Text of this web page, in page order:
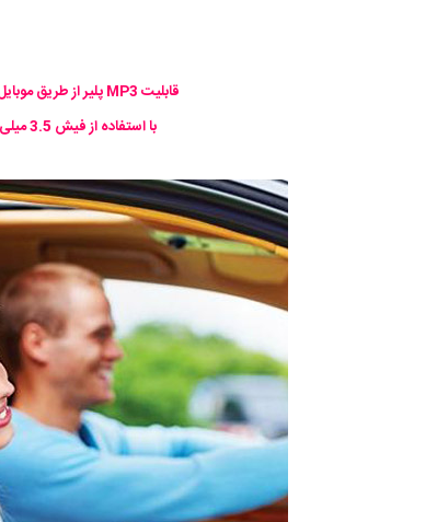
قابلیت MP3 پلیر از طریق موبایل و موزیک پلیر ها
با استفاده از فیش 3.5 میلی متری داخلی